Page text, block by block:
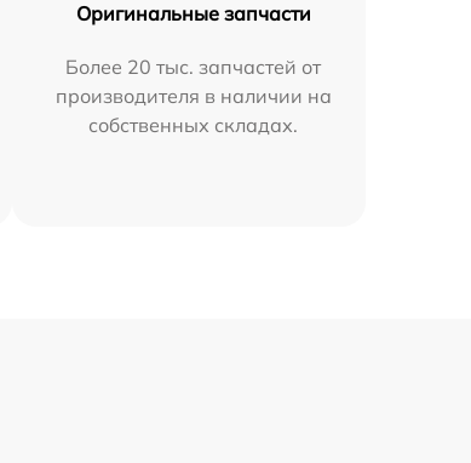
Оригинальные запчасти
Более 20 тыс. запчастей от
производителя в наличии на
собственных складах.